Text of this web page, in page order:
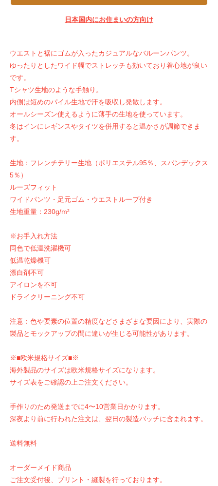
日本国内にお住まいの方向け
ウエストと裾にゴムが入ったカジュアルなバルーンパンツ。
ゆったりとしたワイド幅でストレッチも効いており着心地が良い
です。
Tシャツ生地のような手触り。
内側は短めのパイル生地で汗を吸収し発散します。
オールシーズン使えるように薄手の生地を使っています。
冬はインにレギンスやタイツを併用すると温かさが調節できま
す。
生地：フレンチテリー生地（ポリエステル95％、スパンデックス
5％）
ルーズフィット
ワイドパンツ・足元ゴム・ウエストループ付き
生地重量：230g/m²
※お手入れ方法
同色で低温洗濯機可
低温乾燥機可
漂白剤不可
アイロンを不可
ドライクリーニング不可
注意：色や要素の位置の精度などさまざまな要因により、実際の
製品とモックアップの間に違いが生じる可能性があります。
※■欧米規格サイズ■※
海外製品のサイズは欧米規格サイズになります。
サイズ表をご確認の上ご注文ください。
手作りのため発送までに4〜10営業日かかります。
深夜より前に行われた注文は、翌日の製造バッチに含まれます。
送料無料
オーダーメイド商品
ご注文受付後、プリント・縫製を行っております。